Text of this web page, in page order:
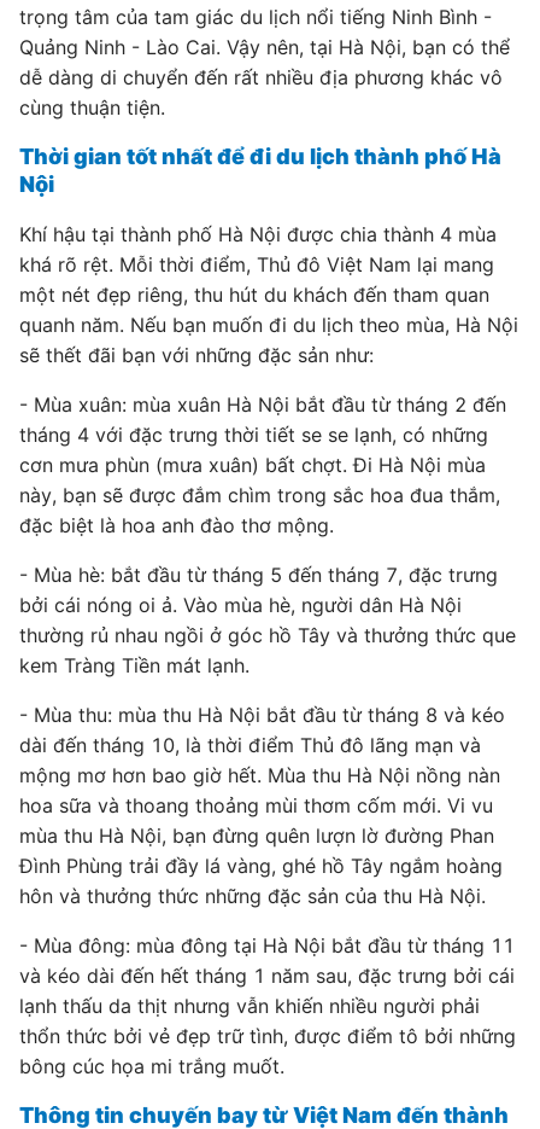
trọng tâm của tam giác du lịch nổi tiếng Ninh Bình -
Quảng Ninh - Lào Cai. Vậy nên, tại Hà Nội, bạn có thể
dễ dàng di chuyển đến rất nhiều địa phương khác vô
cùng thuận tiện.
Thời gian tốt nhất để đi du lịch thành phố Hà
Nội
Khí hậu tại thành phố Hà Nội được chia thành 4 mùa
khá rõ rệt. Mỗi thời điểm, Thủ đô Việt Nam lại mang
một nét đẹp riêng, thu hút du khách đến tham quan
quanh năm. Nếu bạn muốn đi du lịch theo mùa, Hà Nội
sẽ thết đãi bạn với những đặc sản như:
- Mùa xuân: mùa xuân Hà Nội bắt đầu từ tháng 2 đến
tháng 4 với đặc trưng thời tiết se se lạnh, có những
cơn mưa phùn (mưa xuân) bất chợt. Đi Hà Nội mùa
này, bạn sẽ được đắm chìm trong sắc hoa đua thắm,
đặc biệt là hoa anh đào thơ mộng.
- Mùa hè: bắt đầu từ tháng 5 đến tháng 7, đặc trưng
bởi cái nóng oi ả. Vào mùa hè, người dân Hà Nội
thường rủ nhau ngồi ở góc hồ Tây và thưởng thức que
kem Tràng Tiền mát lạnh.
- Mùa thu: mùa thu Hà Nội bắt đầu từ tháng 8 và kéo
dài đến tháng 10, là thời điểm Thủ đô lãng mạn và
mộng mơ hơn bao giờ hết. Mùa thu Hà Nội nồng nàn
hoa sữa và thoang thoảng mùi thơm cốm mới. Vi vu
mùa thu Hà Nội, bạn đừng quên lượn lờ đường Phan
Đình Phùng trải đầy lá vàng, ghé hồ Tây ngắm hoàng
hôn và thưởng thức những đặc sản của thu Hà Nội.
- Mùa đông: mùa đông tại Hà Nội bắt đầu từ tháng 11
và kéo dài đến hết tháng 1 năm sau, đặc trưng bởi cái
lạnh thấu da thịt nhưng vẫn khiến nhiều người phải
thổn thức bởi vẻ đẹp trữ tình, được điểm tô bởi những
bông cúc họa mi trắng muốt.
Thông tin chuyến bay từ Việt Nam đến thành